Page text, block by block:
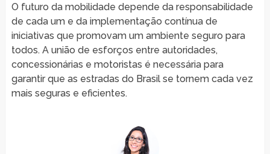
O futuro da mobilidade depende da responsabilidade
de cada um e da implementação contínua de
iniciativas que promovam um ambiente seguro para
todos. A união de esforços entre autoridades,
concessionárias e motoristas é necessária para
garantir que as estradas do Brasil se tornem cada vez
mais seguras e eficientes.